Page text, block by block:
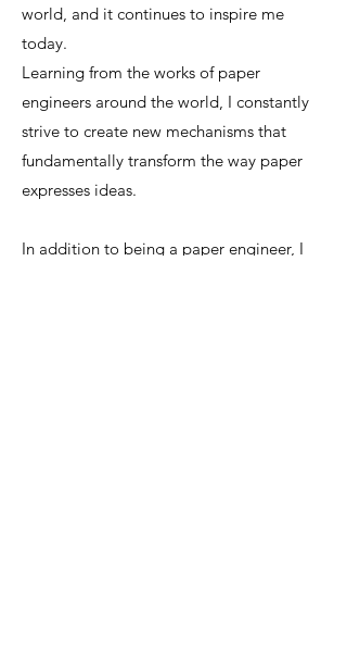
world, and it continues to inspire me
today.
Learning from the works of paper
engineers around the world, I constantly
strive to create new mechanisms that
fundamentally transform the way paper
expresses ideas.
In addition to being a paper engineer, I